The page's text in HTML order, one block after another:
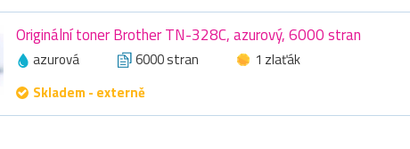
Originální toner Brother TN-328C, azurový, 6000 stran
azurová 6000 stran
1 zlaťák
Skladem - externě